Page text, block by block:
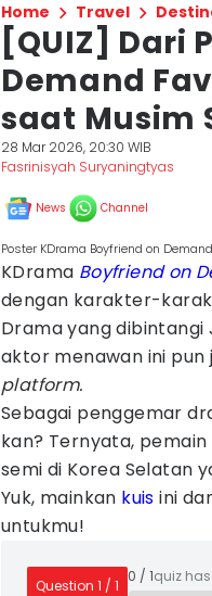
Home Travel
[QUIZ] Dari
Demand
saat Musim
28 Mar 2026, 20:30 WIB
Fasrinisyah Suryaningtyas
News Channel
Poster KDrama Boyfriend on
KDrama Boyfriend on
dengan karakter-
Drama yang dibintangi
aktor menawan ini
platform.
Sebagai penggemar
kan? Ternyata,
semi di Korea Selatan
Yuk, mainkan kuis ini
untukmu!
Question 1 / 1
0 / 1quiz